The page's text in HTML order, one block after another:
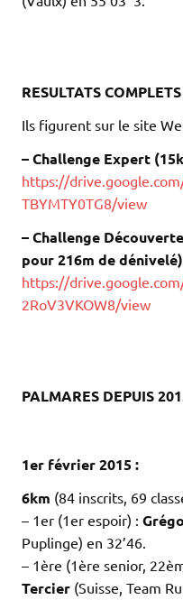
RESULTATS
Ils figurent sur le site
– Challenge Expert
https://
TBYMTY0TG8/view
– Challenge
pour 216m de
https://
2RoV3VKOW8/view
PALMARES DEPUIS
1er février 2015 :
6km (84 inscrits, 69
– 1er (1er espoir) :
Puplinge) en 32’46.
– 1ère (1ère senior,
Tercier (Suisse, Team